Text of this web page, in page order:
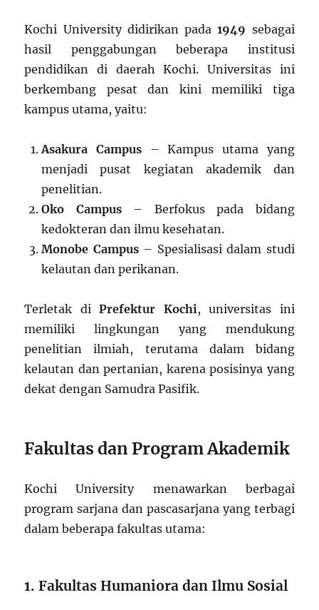
Kochi University didirikan pada1949 sebagai
hasil penggabungan beberapa institusi
pendidikan di daerah Kochi. Universitas ini
berkembang pesat dan kini memiliki tiga
kampus utama, yaitu:
Asakura Campus – Kampus utama yang
menjadi pusat kegiatan akademik dan
penelitian.
Oko Campus– Berfokus pada bidang
kedokteran dan ilmu kesehatan.
Monobe Campus– Spesialisasi dalam studi
kelautan dan perikanan.
Terletak diPrefektur Kochi , universitas ini
memiliki lingkungan yang mendukung
penelitian ilmiah, terutama dalam bidang
kelautan dan pertanian, karena posisinya yang
dekat dengan Samudra Pasifik.
Fakultas dan Program Akademik
Kochi University menawarkan berbagai
program sarjana dan pascasarjana yang terbagi
dalam beberapa fakultas utama:
1. Fakultas Humaniora dan Ilmu Sosial